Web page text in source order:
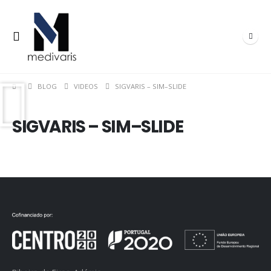
BLOG VIDEOS SIGVARIS – SIM–SLIDE
SIGVARIS – SIM–SLIDE